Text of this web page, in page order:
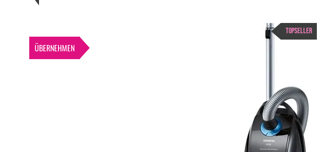
ÜBERNEHMEN
TOPSELLER